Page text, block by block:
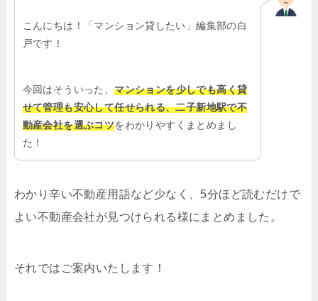
こんにちは！「マンション貸したい」編集部の白
戸です！
今回はそういった、マンションを少しでも高く貸
せて管理も安心して任せられる、二子新地駅で不
動産会社を選ぶコツをわかりやすくまとめまし
た！
わかり辛い不動産用語など少なく、5分ほど読むだけで
よい不動産会社が見つけられる様にまとめました。
それではご案内いたします！